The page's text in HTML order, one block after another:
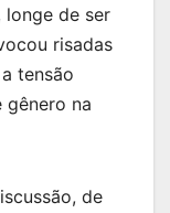
longe de ser
risadas
tensão
gênero na
de